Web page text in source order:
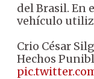
del Brasil. En
vehículo
Crio César
Hechos